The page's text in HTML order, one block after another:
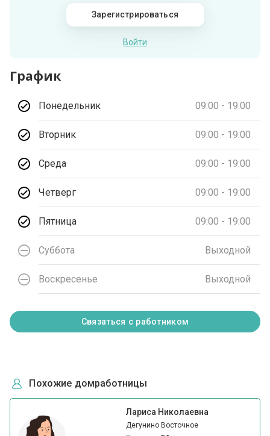
Зарегистрироваться
Войти
График
Понедельник 09:00 - 19:00
Вторник 09:00 - 19:00
Среда 09:00 - 19:00
Четверг 09:00 - 19:00
Пятница 09:00 - 19:00
Суббота Выходной
Воскресенье Выходной
Связаться с работником
Похожие домработницы
Лариса Николаевна
Дегунино Восточное